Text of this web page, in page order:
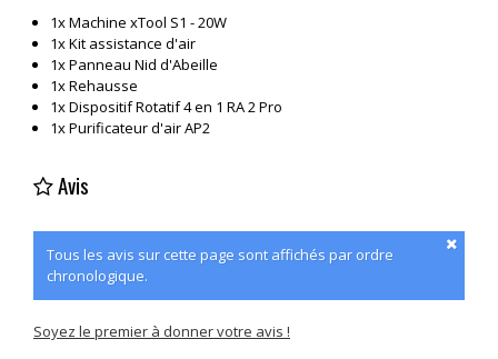
1x Machine xTool S1 - 20W
1x Kit assistance d'air
1x Panneau Nid d'Abeille
1x Rehausse
1x Dispositif Rotatif 4 en 1 RA 2 Pro
1x Purificateur d'air AP2
Avis
Tous les avis sur cette page sont affichés par ordre
chronologique.
Soyez le premier à donner votre avis !